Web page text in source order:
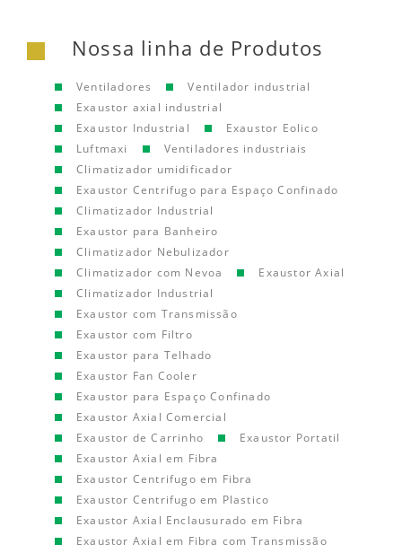
Nossa linha de Produtos
Ventiladores
Ventilador industrial
Exaustor axial industrial
Exaustor Industrial
Exaustor Eolico
Luftmaxi
Ventiladores industriais
Climatizador umidificador
Exaustor Centrifugo para Espaço Confinado
Climatizador Industrial
Exaustor para Banheiro
Climatizador Nebulizador
Climatizador com Nevoa
Exaustor Axial
Climatizador Industrial
Exaustor com Transmissão
Exaustor com Filtro
Exaustor para Telhado
Exaustor Fan Cooler
Exaustor para Espaço Confinado
Exaustor Axial Comercial
Exaustor de Carrinho
Exaustor Portatil
Exaustor Axial em Fibra
Exaustor Centrifugo em Fibra
Exaustor Centrifugo em Plastico
Exaustor Axial Enclausurado em Fibra
Exaustor Axial em Fibra com Transmissão